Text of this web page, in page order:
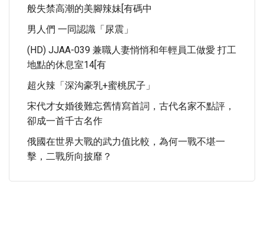
般失禁高潮的美腳辣妹[有碼中
男人們 一同認識「尿震」
(HD) JJAA-039 兼職人妻悄悄和年輕員工做愛 打工
地點的休息室14[有
超火辣「深沟豪乳+蜜桃尻子」
宋代才女婚後難忘舊情寫首詞，古代名家不點評，
卻成一首千古名作
俄國在世界大戰的武力值比較，為何一戰不堪一
擊，二戰所向披靡？